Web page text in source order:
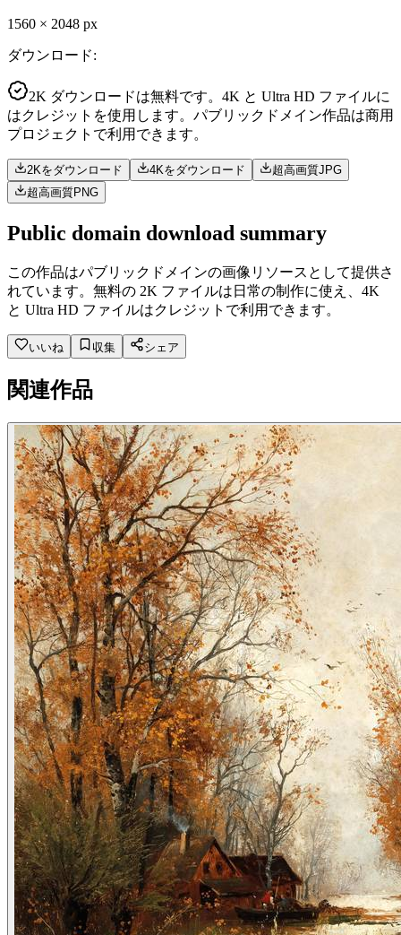
1560 × 2048 px
ダウンロード:
2K ダウンロードは無料です。4K と Ultra HD ファイルに
はクレジットを使用します。パブリックドメイン作品は商用
プロジェクトで利用できます。
2Kをダウンロード 4Kをダウンロード
超高画質JPG
超高画質PNG
Public domain download summary
この作品はパブリックドメインの画像リソースとして提供さ
れています。無料の 2K ファイルは日常の制作に使え、4K
と Ultra HD ファイルはクレジットで利用できます。
いいね 収集 シェア
関連作品